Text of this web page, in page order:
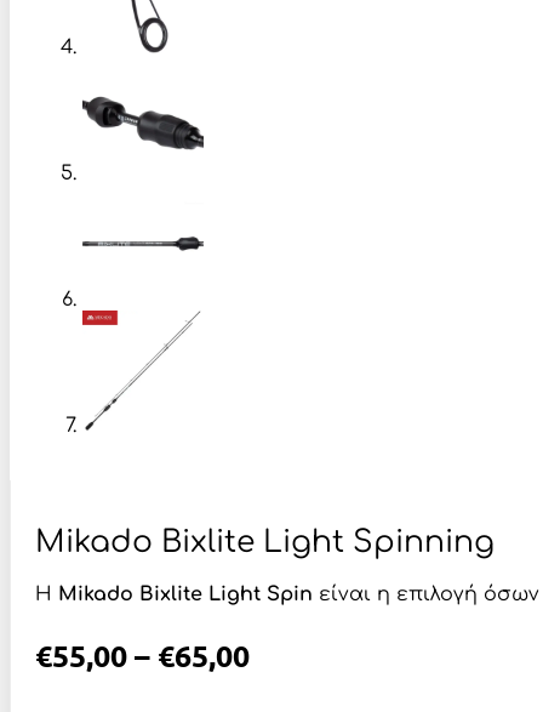
Mikado Bixlite Light Spinning
Η Mikado Bixlite Light Spin είναι η επιλογή
€55,00– €65,00Price